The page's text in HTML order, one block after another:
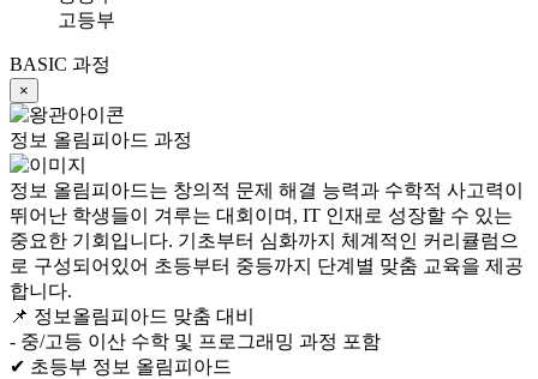
고등부
BASIC 과정
×
정보 올림피아드 과정
정보 올림피아드는 창의적 문제 해결 능력과 수학적 사고력이
뛰어난 학생들이 겨루는 대회이며, IT 인재로 성장할 수 있는
중요한 기회입니다. 기초부터 심화까지 체계적인 커리큘럼으
로 구성되어있어 초등부터 중등까지 단계별 맞춤 교육을 제공
합니다.
📌 정보올림피아드 맞춤 대비
- 중/고등 이산 수학 및 프로그래밍 과정 포함
✔ 초등부 정보 올림피아드